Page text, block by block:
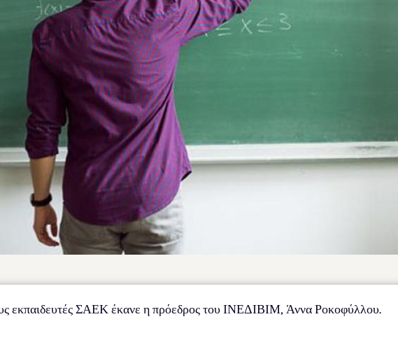
εκπαιδευτές ΣΑΕΚ έκανε η πρόεδρος του ΙΝΕΔΙΒΙΜ, Άννα Ροκοφύλλου.